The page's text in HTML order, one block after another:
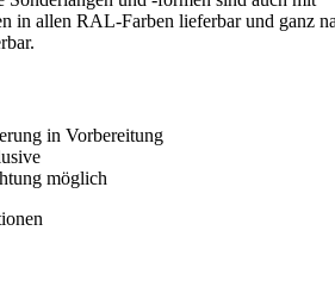
in allen RAL-Farben lieferbar und ganz
in Vorbereitung
möglich